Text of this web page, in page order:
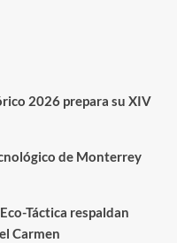
2026 prepara su XIV
de Monterrey
Táctica respaldan
Carmen